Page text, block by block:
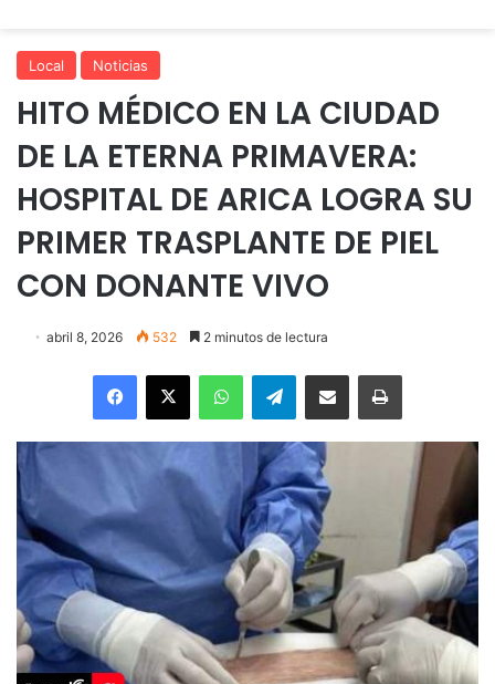
Local Noticias
HITO MÉDICO EN LA CIUDAD
DE LA ETERNA PRIMAVERA:
HOSPITAL DE ARICA LOGRA SU
PRIMER TRASPLANTE DE PIEL
CON DONANTE VIVO
abril 8, 2026 532 2 minutos de lectura
Facebook
X WhatsAppTelegramEnviar vía email Imprimir